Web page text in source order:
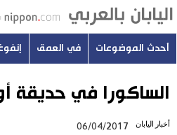
أحدث الموضوعات في العمق
الساكورا في حديقة
أخبار اليابان 06/04/2017